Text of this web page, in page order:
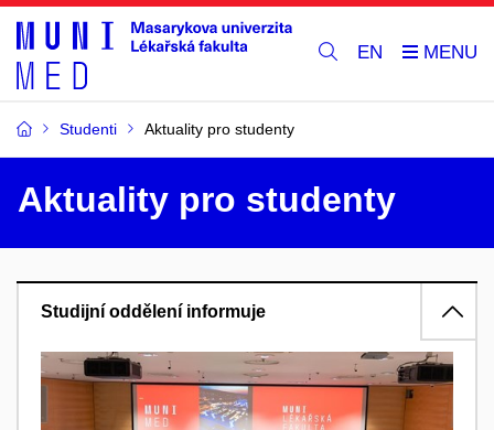
EN
Studenti Aktuality pro studenty
Aktuality pro studenty
Studijní oddělení informuje